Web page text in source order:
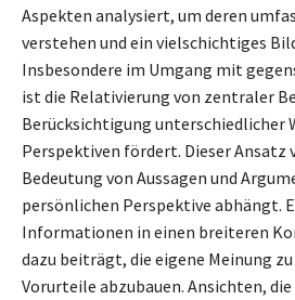
Aspekten analysiert, um deren
verstehen und ein vielschichtiges
Insbesondere im Umgang mit
ist die Relativierung von zentraler
Berücksichtigung unterschiedlicher
Perspektiven fördert. Dieser Ansatz
Bedeutung von Aussagen und
persönlichen Perspektive abhängt.
Informationen in einen breiteren
dazu beiträgt, die eigene Meinung
Vorurteile abzubauen. Ansichten,